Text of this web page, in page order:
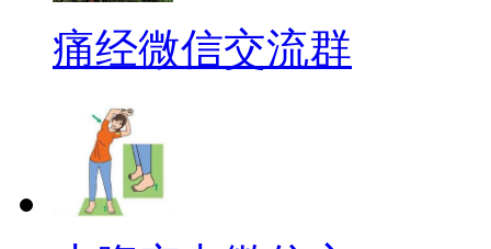
痛经微信交流群